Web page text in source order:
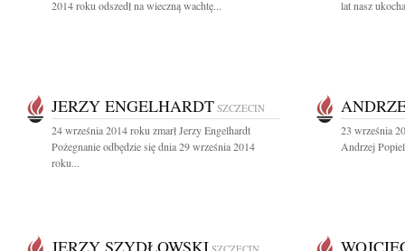
2014 roku odszedł na wieczną wachtę...
lat nasz
JERZY ENGELHARDT SZCZECIN
24 września 2014 roku zmarł Jerzy Engelhardt
Pożegnanie odbędzie się dnia 29 września 2014
roku...
23 września
Andrzej
JERZY SZYDŁOWSKI